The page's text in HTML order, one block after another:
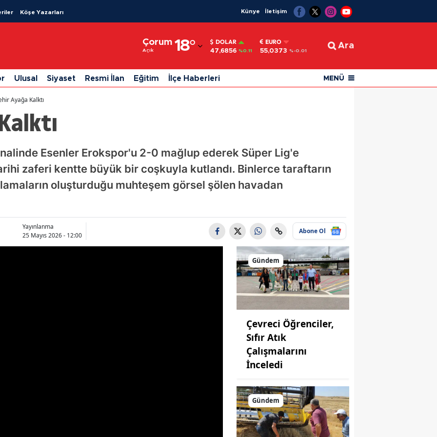
Köşe Yazarları Künye İletişim
Çorum
Açık 18°
Adıyaman
Afyonkarahisar
Ağrı
Antalya
Artvin
Aydın
Bingöl
DOLAR
47,6856 %0.11
EURO
55,0373 %-0.01
Ara
Ulusal Siyaset Resmi İlan Eğitim İlçe Haberleri MENÜ
Ayağa Kalktı
Esenler Erokspor'u 2-0 mağlup ederek Süper Lig'e
zaferi kentte büyük bir coşkuyla kutlandı. Binlerce taraftarın
oluşturduğu muhteşem görsel şölen havadan
Yayınlanma
25 Mayıs 2026 - 12:00
Abone Ol
Gündem
Çevreci Öğrenciler,
Sıfır Atık
Çalışmalarını
İnceledi
Gündem